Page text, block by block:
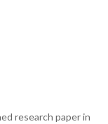
research paper in